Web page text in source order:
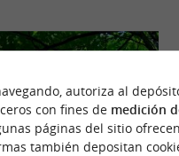
autoriza al
con fines de medición
páginas del sitio ofrecen
también depositan